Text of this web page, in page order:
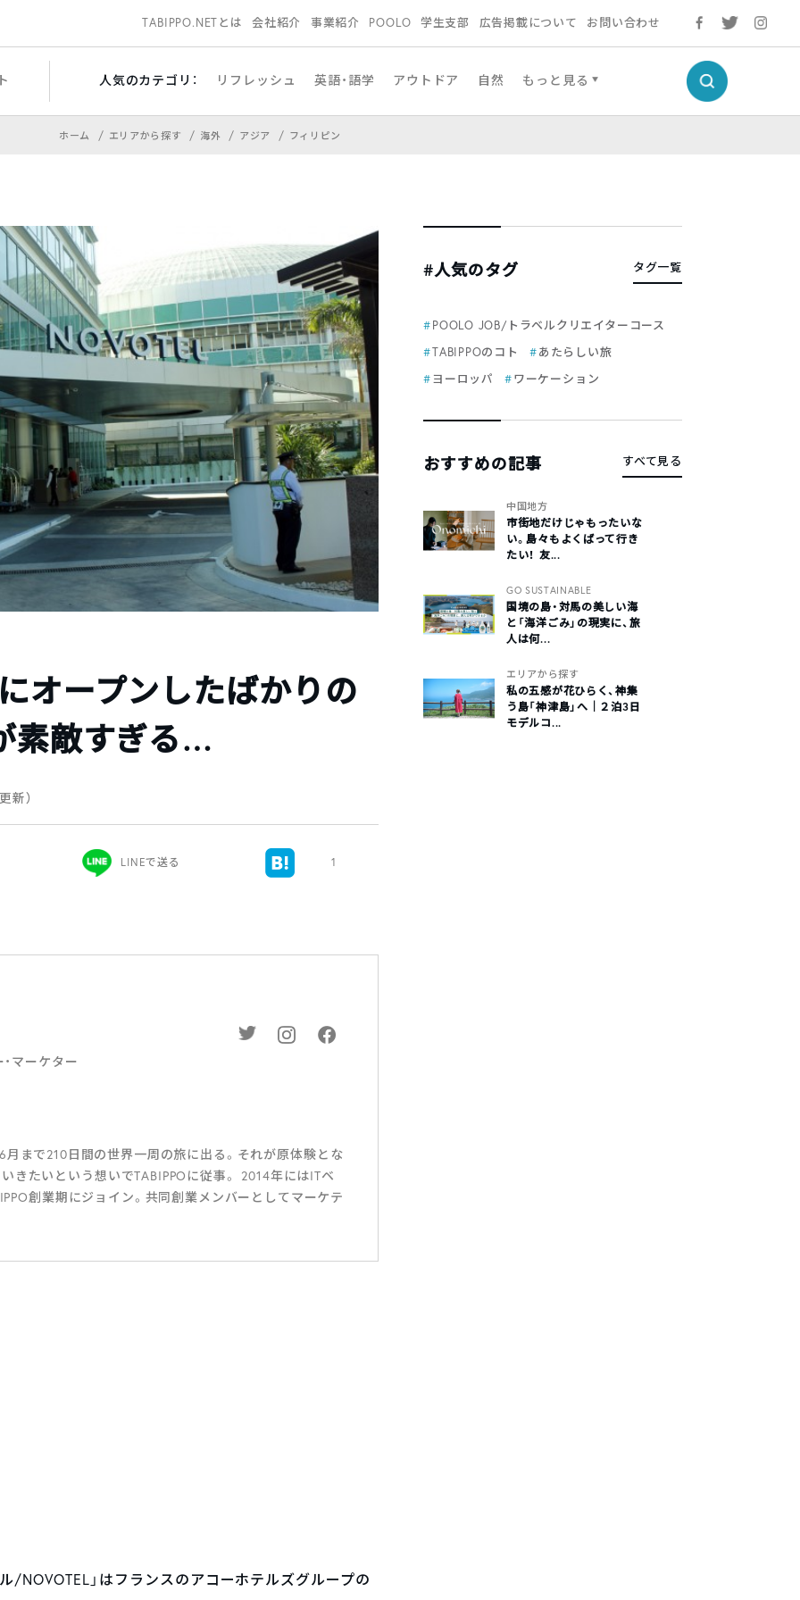
TABIPPO.NETとは 会社紹介 事業紹介 POOLO 学生支部 広告掲載について お問い合わせ
人気のカテゴリ： リフレッシュ 英語・語学 アウトドア 自然 もっと見る
ホーム エリアから探す 海外 アジア フィリピン
オープンしたばかりの
素敵すぎる…
新）
LINEで送る 1
マーケター
月まで210日間の世界一周の旅に出る。それが原体験とな
きたいという想いでTABIPPOに従事。 2014年にはITベ
創業期にジョイン。共同創業メンバーとしてマーケテ
/NOVOTEL」はフランスのアコーホテルズグループの
#人気のタグ タグ一覧
POOLO JOB/トラベルクリエイターコース
TABIPPOのコト
あたらしい旅
ヨーロッパ
ワーケーション
おすすめの記事 すべて見る
中国地方
市街地だけじゃもったいな
い。島々もよくばって行き
たい！ 友...
GO SUSTAINABLE
国境の島・対馬の美しい海
と「海洋ごみ」の現実に、旅
人は何...
エリアから探す
私の五感が花ひらく、神集
う島「神津島」へ｜２泊3日
モデルコ...